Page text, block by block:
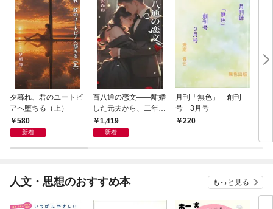
夕暮れ、君のユートピ
アへ堕ちる（上）
580
新着
百八通の恋文――離婚
した元夫から、二年遅
れの愛が届きました
1,419
新着
月刊「無色」 創刊
号 3月号
220
人文・思想のおすすめ本 もっと見る